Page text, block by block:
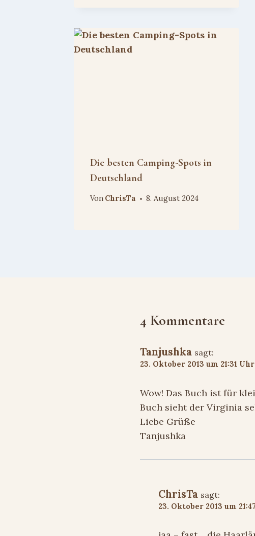
Die besten Camping-Spots in
Deutschland
Von ChrisTa 8. August 2024
4 Kommentare
Tanjushka sagt:
23. Oktober 2013 um 21:31 Uhr
Wow! Das Buch ist für
Buch sieht der Virginia
Liebe Grüße
Tanjushka
ChrisTa sagt:
23. Oktober 2013 um